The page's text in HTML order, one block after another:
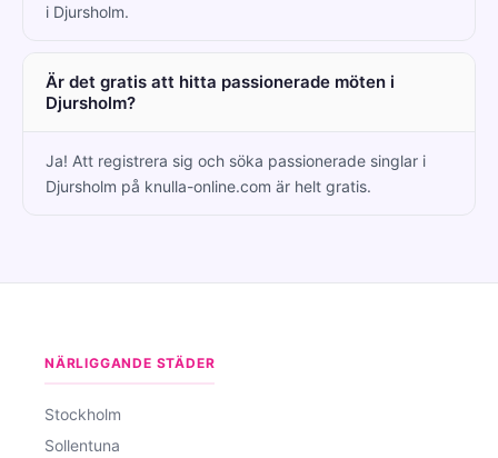
i Djursholm.
Är det gratis att hitta passionerade möten i
Djursholm?
Ja! Att registrera sig och söka passionerade singlar i
Djursholm på knulla-online.com är helt gratis.
NÄRLIGGANDE STÄDER
Stockholm
Sollentuna